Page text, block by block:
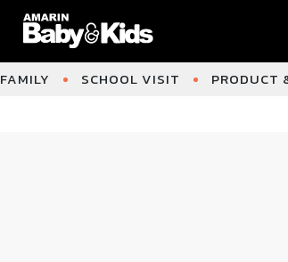
FAMILY SCHOOL VISIT PRODUCT